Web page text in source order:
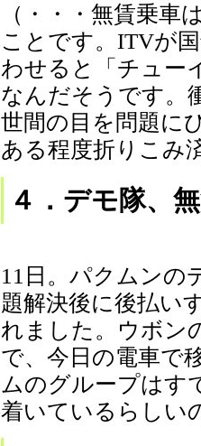
（・・・無賃乗
ことです。ITVが
わせると「チュー
なんだそうです。
世間の目を問題に
ある程度折りこみ
４．デモ隊、
11日。パクムンの
題解決後に後払い
れました。ウボン
で、今日の電車で
ムのグループはす
着いているらしい